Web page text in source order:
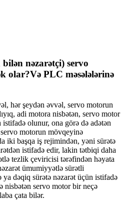
nəzarətçi) servo
olar?Və PLC məsələlərinə
hər şeydən əvvəl, servo motorun
adi motora nisbətən, servo motor
olunur, ona görə də adətən
motorun mövqeyinə
iki başqa iş rejimindən, yəni sürətə
istifadə edir, lakin tətbiqi daha
tezlik çeviricisi tərəfindən həyata
ümumiyyətlə sürətli
dəqiq sürətə nəzarət üçün istifadə
servo motor bir neçə
çata bilər.